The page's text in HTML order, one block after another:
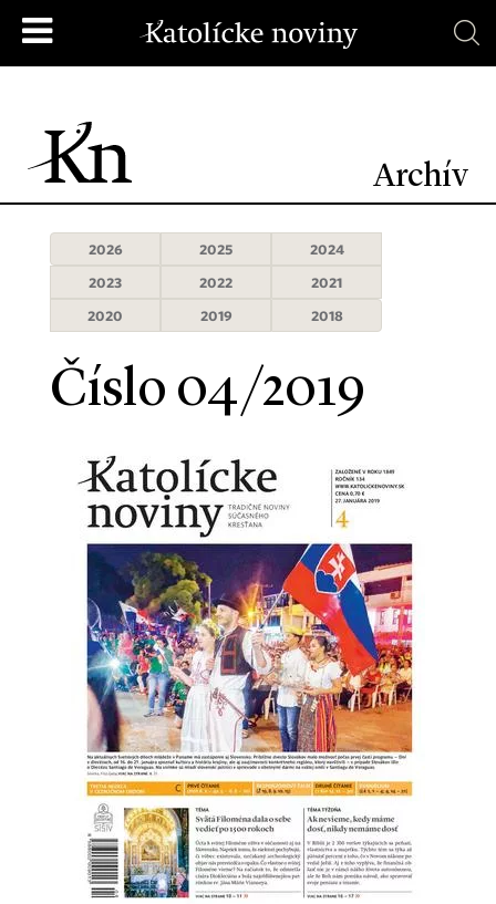
Archív
2026 2025
2024
2023
2022
2021
2020
2019 2018
Číslo 04/2019